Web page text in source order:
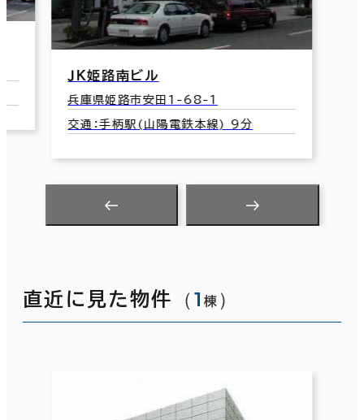
ＪＫ姫路南ビル
兵庫県姫路市安田1-68-1
交通：手柄駅(山陽電鉄本線) 9分
直近に見た物件 （1 棟 ）